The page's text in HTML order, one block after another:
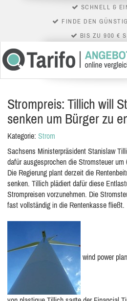
SCHNELL &
FINDE DEN
BIS ZU 900 €
Strompreis: Tillich will
senken um Bürger zu
Kategorie: Strom
Sachsens Ministerpräsident Stanislaw
dafür ausgesprochen die Stromsteuer
Die Regierung plant derzeit die
senken. Tillich plädiert dafür diese
Strompreisen vorzunehmen. Die
fast vollständig in die Rentenkasse fließt.
wind power